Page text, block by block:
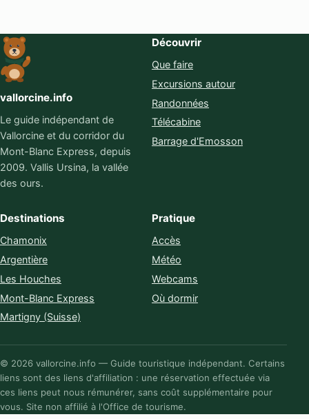
vallorcine.info
Le guide indépendant de
Vallorcine et du corridor du
Mont-Blanc Express, depuis
2009. Vallis Ursina, la vallée
des ours.
Découvrir
Que faire
Excursions autour
Randonnées
Télécabine
Barrage d'Emosson
Destinations
Chamonix
Argentière
Les Houches
Mont-Blanc Express
Martigny (Suisse)
Pratique
Accès
Météo
Webcams
Où dormir
© 2026 vallorcine.info — Guide touristique indépendant. Certains
liens sont des liens d'affiliation : une réservation effectuée via
ces liens peut nous rémunérer, sans coût supplémentaire pour
vous. Site non affilié à l'Office de tourisme.